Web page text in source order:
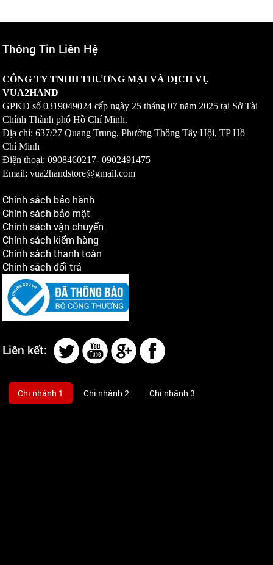
Thông Tin Liên Hệ
CÔNG TY TNHH THƯƠNG MẠI VÀ DỊCH VỤ
VUA2HAND
GPKD số0319049024 cấp ngày 25 tháng 07 năm 2025 tại Sở Tài
Chính Thành phố Hồ Chí Minh.
Địa chỉ: 637/27 Quang Trung, Phường Thông Tây Hội, TP Hồ
Chí Minh
Điện thoại: 0908460217-0902491475
Email: vua2handstore@gmail.com
Chính sách bảo hành
Chính sách bảo mật
Chính sách vận chuyển
Chính sách kiểm hàng
Chính sách thanh toán
Chính sách đổi trả
Liên kết:
Chi nhánh 1 Chi nhánh 2 Chi nhánh 3